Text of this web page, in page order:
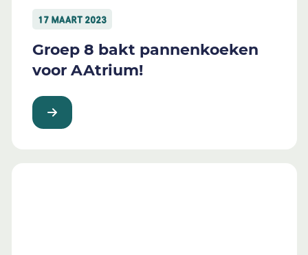
17 MAART 2023
Groep 8 bakt pannenkoeken
voor AAtrium!